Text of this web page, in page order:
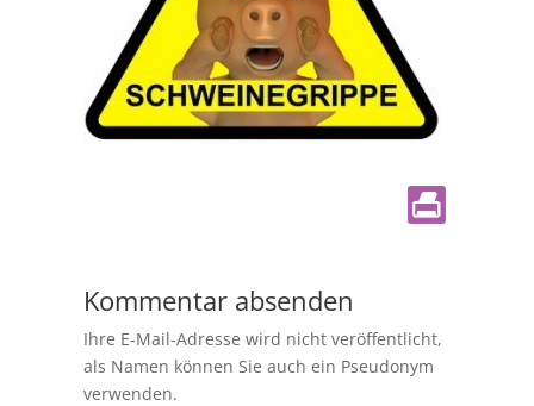
Kommentar absenden
Ihre E-Mail-Adresse wird nicht veröffentlicht,
als Namen können Sie auch ein Pseudonym
verwenden.